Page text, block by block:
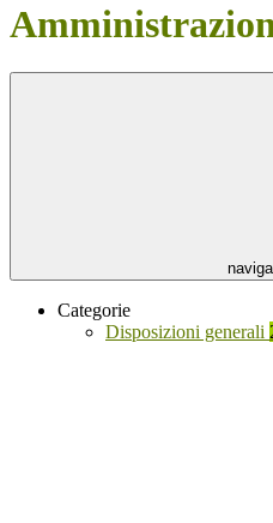
Categorie
Disposizioni generali